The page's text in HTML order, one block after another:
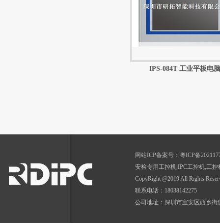
IPS-084T 工业平板电脑
网站ICP备案号： 粤ICP备
安检专用工控机,IPC工控机,工控
CopyRight @2019 All Rights
联系电话：18038142275
公司地址：深圳市宝安区西乡街